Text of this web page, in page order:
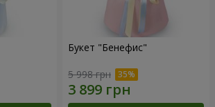
Букет "Бенефис"
5 998 грн